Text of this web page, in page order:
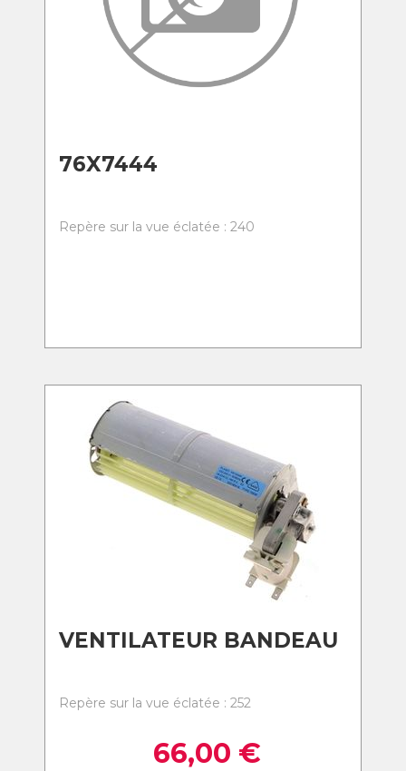
76X7444
Repère sur la vue éclatée : 240
VENTILATEUR BANDEAU
Repère sur la vue éclatée : 252
66,00 €